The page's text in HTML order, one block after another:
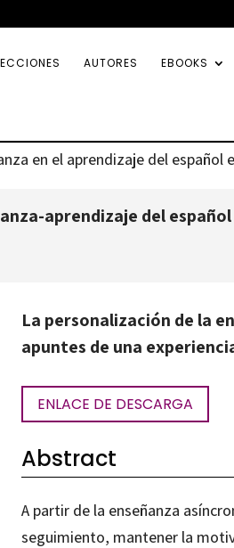
AUTORES EBOOKS
en el aprendizaje del español
aprendizaje del
La personalización de la
apuntes de una
ENLACE DE DESCARGA
Abstract
A partir de la enseñanza
seguimiento, mantener la